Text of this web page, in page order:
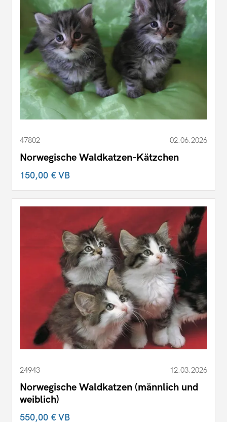
47802 02.06.2026
Norwegische Waldkatzen-Kätzchen
150,00 €VB
24943 12.03.2026
Norwegische Waldkatzen (männlich und
weiblich)
550,00 €VB